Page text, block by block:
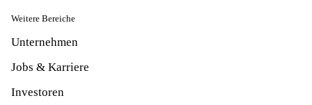
Weitere Bereiche
Unternehmen
Jobs & Karriere
Investoren